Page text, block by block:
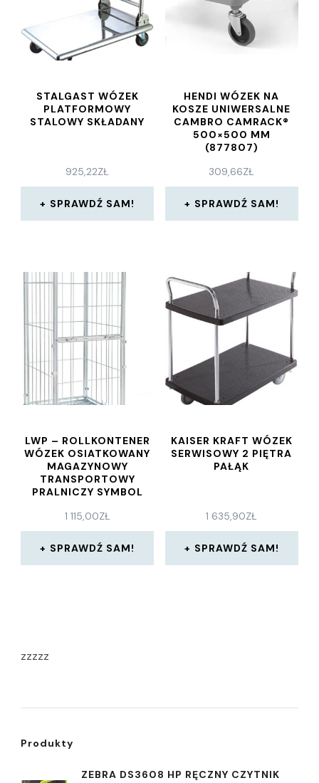
STALGAST WÓZEK
PLATFORMOWY
STALOWY SKŁADANY
925,22ZŁ
SPRAWDŹ SAM!
HENDI WÓZEK NA
KOSZE UNIWERSALNE
CAMBRO CAMRACK®
500×500 MM
(877807)
309,66ZŁ
SPRAWDŹ SAM!
LWP – ROLLKONTENER
WÓZEK OSIATKOWANY
MAGAZYNOWY
TRANSPORTOWY
PRALNICZY SYMBOL
1 115,00ZŁ
SPRAWDŹ SAM!
KAISER KRAFT WÓZEK
SERWISOWY 2 PIĘTRA
PAŁĄK
1 635,90ZŁ
SPRAWDŹ SAM!
zzzzz
Produkty
ZEBRA DS3608 HP RĘCZNY CZYTNIK